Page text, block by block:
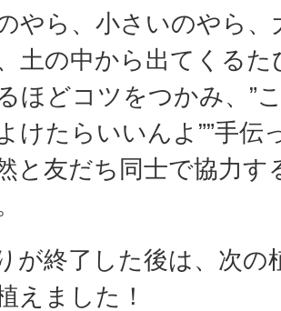
やら、小さいのやら、
土の中から出てくる
ほどコツをつかみ、”
けたらいいんよ””手伝
と友だち同士で協力す
が終了した後は、次の
えました！